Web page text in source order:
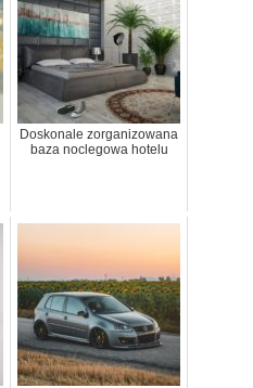
Doskonale zorganizowana
baza noclegowa hotelu